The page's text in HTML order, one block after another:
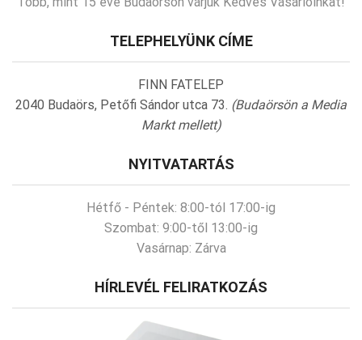
TELEPHELYÜNK CÍME
FINN FATELEP
2040 Budaörs, Petőfi Sándor utca 73. (Budaörsön a Media
Markt mellett)
NYITVATARTÁS
Hétfő - Péntek: 8:00-tól 17:00-ig
Szombat: 9:00-től 13:00-ig
Vasárnap: Zárva
HÍRLEVÉL FELIRATKOZÁS